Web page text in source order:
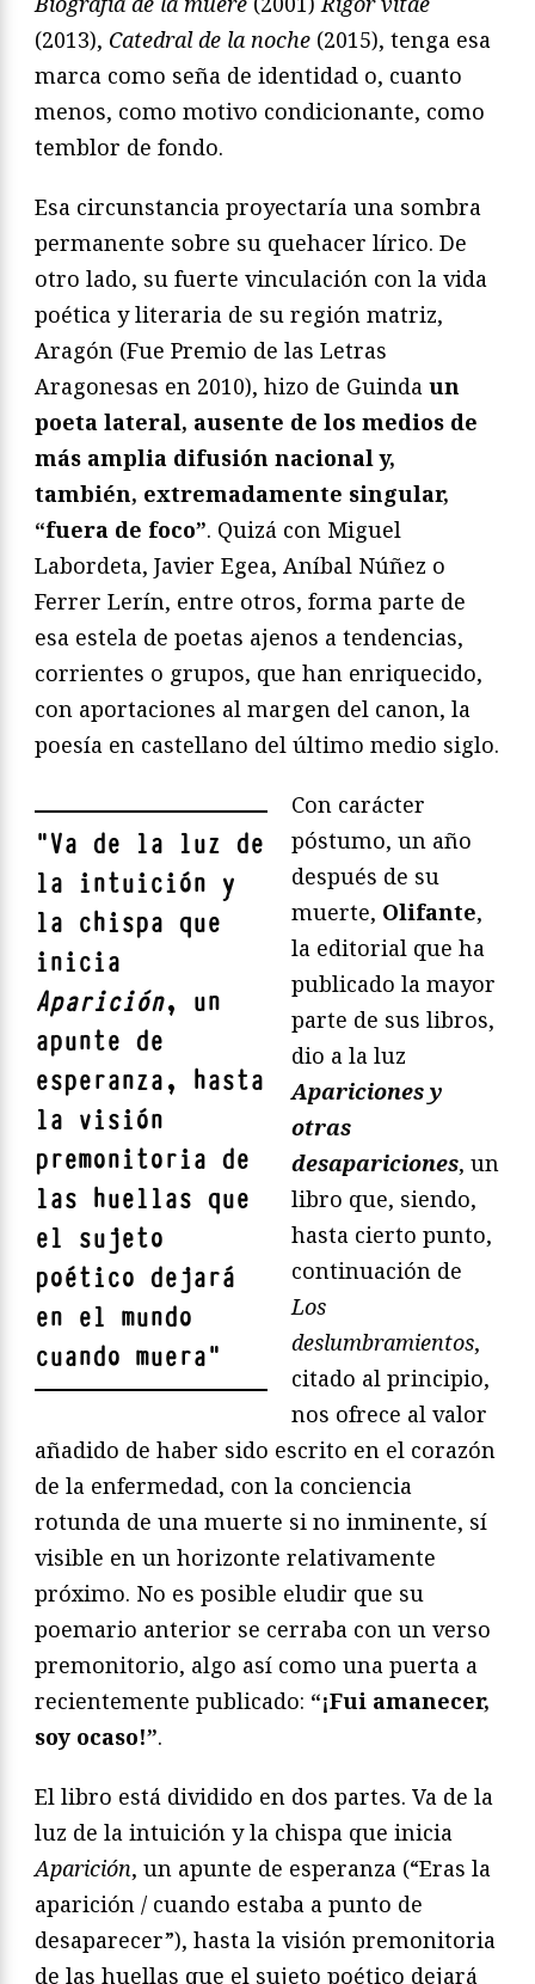
(2013), Catedral de la noche (2015), tenga esa
marca como seña de identidad o, cuanto
menos, como motivo condicionante, como
temblor de fondo.
Esa circunstancia proyectaría una sombra
permanente sobre su quehacer lírico. De
otro lado, su fuerte vinculación con la vida
poética y literaria de su región matriz,
Aragón (Fue Premio de las Letras
Aragonesas en 2010), hizo de Guinda un
poeta lateral, ausente de los medios de
más amplia difusión nacional y,
también, extremadamente singular,
“fuera de foco”. Quizá con Miguel
Labordeta, Javier Egea, Aníbal Núñez o
Ferrer Lerín, entre otros, forma parte de
esa estela de poetas ajenos a tendencias,
corrientes o grupos, que han enriquecido,
con aportaciones al margen del canon, la
poesía en castellano del último medio siglo.
"Va de la luz de
la intuición y
la chispa que
inicia
Aparición, un
apunte de
esperanza, hasta
la visión
premonitoria de
las huellas que
el sujeto
poético dejará
en el mundo
cuando muera"
Con carácter
póstumo, un año
después de su
muerte, Olifante,
la editorial que ha
publicado la mayor
parte de sus libros,
dio a la luz
Apariciones y
otras
desapariciones, un
libro que, siendo,
hasta cierto punto,
continuación de
Los
deslumbramientos,
citado al principio,
nos ofrece al valor
añadido de haber sido escrito en el corazón
de la enfermedad, con la conciencia
rotunda de una muerte si no inminente, sí
visible en un horizonte relativamente
próximo. No es posible eludir que su
poemario anterior se cerraba con un verso
premonitorio, algo así como una puerta a
recientemente publicado: “¡Fui amanecer,
soy ocaso!”.
El libro está dividido en dos partes. Va de la
luz de la intuición y la chispa que inicia
Aparición, un apunte de esperanza (“Eras la
aparición / cuando estaba a punto de
desaparecer”), hasta la visión premonitoria
de las huellas que el sujeto poético dejará